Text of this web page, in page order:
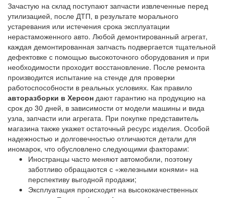
Зачастую на склад поступают запчасти извлеченные перед
утилизацией, после ДТП, в результате морального
устаревания или истечения срока эксплуатации
нерастаможенного авто. Любой демонтированный агрегат,
каждая демонтированная запчасть подвергается тщательной
дефектовке с помощью высокоточного оборудования и при
необходимости проходит восстановление. После ремонта
производится испытание на стенде для проверки
работоспособности в реальных условиях. Как правило
авторазборки в Херсон дают гарантию на продукцию на
срок до 30 дней, в зависимости от модели машины и вида
узла, запчасти или агрегата. При покупке представитель
магазина также укажет остаточный ресурс изделия. Особой
надежностью и долговечностью отличаются детали для
иномарок, что обусловлено следующими факторами:
Иностранцы часто меняют автомобили, поэтому
заботливо обращаются с «железными конями» на
перспективу выгодной продажи;
Эксплуатация происходит на высококачественных